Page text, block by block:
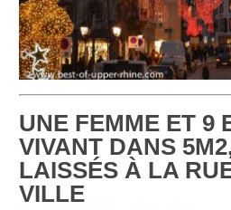
UNE FEMME ET 9
VIVANT DANS
LAISSÉS À LA
VILLE